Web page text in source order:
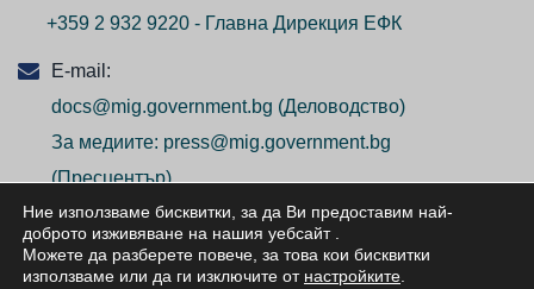
+359 2 932 9220 - Главна Дирекция ЕФК
E-mail:
docs@mig.government.bg (Деловодство)
За медиите: press@mig.government.bg
(Пресцентър)
Ние използваме бисквитки, за да Ви предоставим най-
доброто изживяване на нашия уебсайт.
Можете да разберете повече, за това кои бисквитки
използваме или да ги изключите от настройките